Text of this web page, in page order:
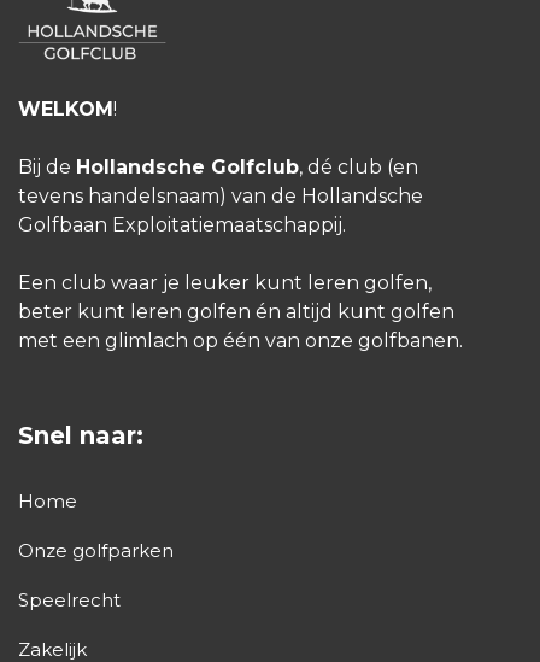
WELKOM!
Bij de Hollandsche Golfclub, dé club (en
tevens handelsnaam) van de Hollandsche
Golfbaan Exploitatiemaatschappij.
Een club waar je leuker kunt leren golfen,
beter kunt leren golfen én altijd kunt golfen
met een glimlach op één van onze golfbanen.
Snel naar:
Home
Onze golfparken
Speelrecht
Zakelijk